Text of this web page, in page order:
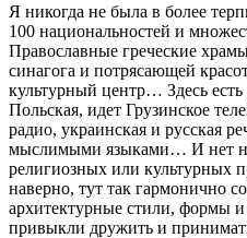
Я никогда не была в более
100 национальностей и
Православные греческие
синагога и потрясающей
культурный центр… Здесь
Польская, идет Грузинское
радио, украинская и русская
мыслимыми языками… И нет
религиозных или культурных
наверно, тут так гармонично
архитектурные стили, формы
привыкли дружить и